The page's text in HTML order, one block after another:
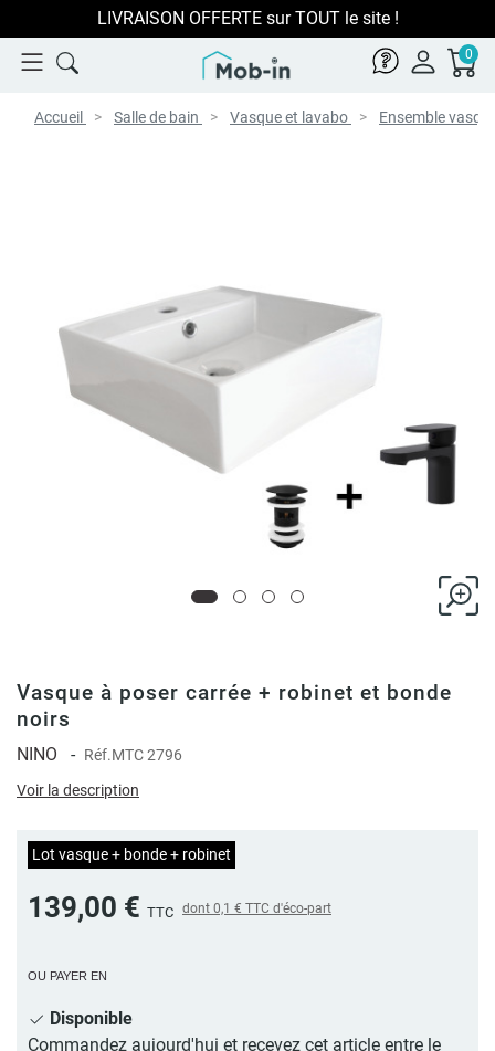
LIVRAISON OFFERTE sur TOUT le site !
0
Accueil Salle de bain Vasque et lavabo Ensemble
Vasque à poser carrée + robinet et bonde
noirs
NINO - Réf.MTC 2796
Voir la description
Lot vasque + bonde + robinet
139,00 € TTC dont 0,1 € TTC d'éco-part
OU PAYER EN
Disponible
Commandez aujourd'hui et recevez cet article entre le